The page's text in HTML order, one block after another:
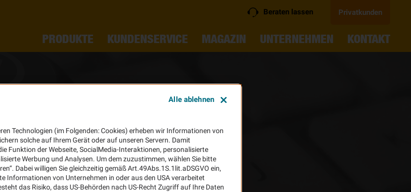
PRODUKTE KUNDENSERVICE MAGAZIN UNTERNEHMEN KONTAKT
Beraten lassen Privatkunden
Kontakt
Technologien (im Folgenden: Cookies) erheben wir Informationen von
solche auf Ihrem Gerät oder auf unseren Servern. Damit
Funktion der Webseite, SocialMedia-Interaktionen, personalisierte
Werbung und Analysen. Um dem zuzustimmen, wählen Sie bitte
Dabei willigen Sie gleichzeitig gemäß Art.49Abs.1S.1lit.aDSGVO ein,
Informationen von Unternehmen in oder aus den USA verarbeitet
das Risiko, dass US-Behörden nach US-Recht Zugriff auf Ihre Daten
Alle ablehnen